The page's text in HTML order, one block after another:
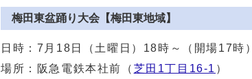
梅田東盆踊り大会【梅田東地域】
日時：7月18日（土曜日）18時～（開場17時）
場所：阪急電鉄本社前（ 芝田1丁目16-1 ）